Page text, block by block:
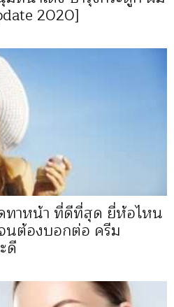
2020]
าหน้า ที่ดีที่สุด ยี่ห้อไหน
นต้องบอกต่อ ครีม
ดี